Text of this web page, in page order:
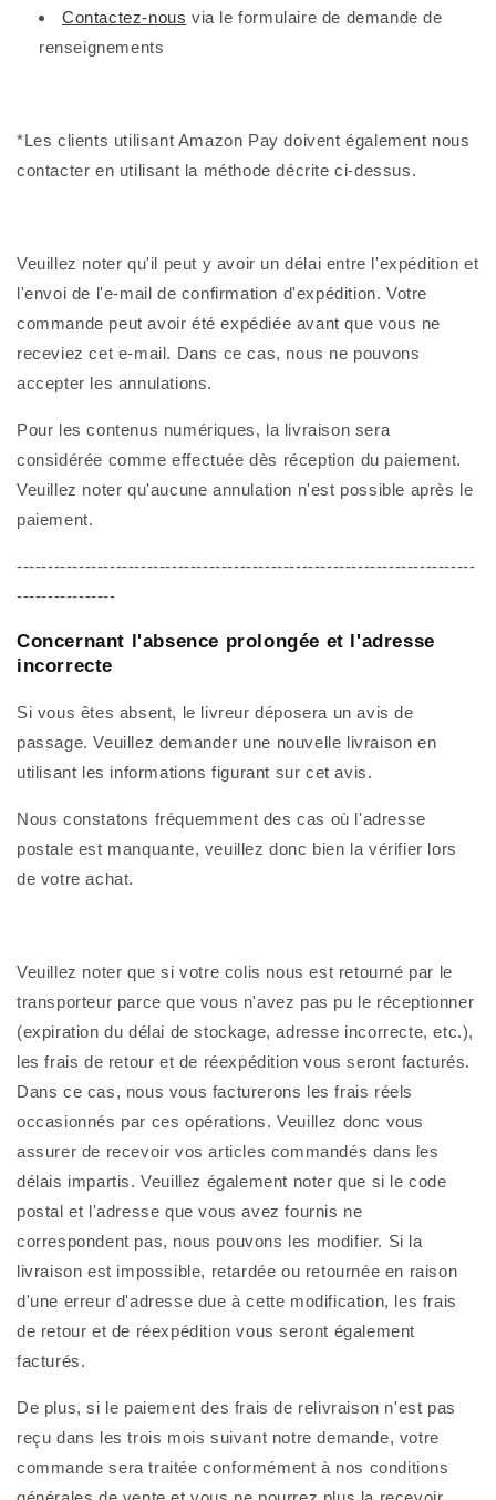
Contactez-nous via le formulaire de demande de
renseignements
*Les clients utilisant Amazon Pay doivent également nous
contacter en utilisant la méthode décrite ci-dessus.
Veuillez noter qu'il peut y avoir un délai entre l'expédition et
l'envoi de l'e-mail de confirmation d'expédition. Votre
commande peut avoir été expédiée avant que vous ne
receviez cet e-mail. Dans ce cas, nous ne pouvons
accepter les annulations.
Pour les contenus numériques, la livraison sera
considérée comme effectuée dès réception du paiement.
Veuillez noter qu'aucune annulation n'est possible après le
paiement.
--------------------------------------------------------------------------
----------------
Concernant l'absence prolongée et l'adresse
incorrecte
Si vous êtes absent, le livreur déposera un avis de
passage. Veuillez demander une nouvelle livraison en
utilisant les informations figurant sur cet avis.
Nous constatons fréquemment des cas où l'adresse
postale est manquante, veuillez donc bien la vérifier lors
de votre achat.
Veuillez noter que si votre colis nous est retourné par le
transporteur parce que vous n'avez pas pu le réceptionner
(expiration du délai de stockage, adresse incorrecte, etc.),
les frais de retour et de réexpédition vous seront facturés.
Dans ce cas, nous vous facturerons les frais réels
occasionnés par ces opérations. Veuillez donc vous
assurer de recevoir vos articles commandés dans les
délais impartis. Veuillez également noter que si le code
postal et l'adresse que vous avez fournis ne
correspondent pas, nous pouvons les modifier. Si la
livraison est impossible, retardée ou retournée en raison
d'une erreur d'adresse due à cette modification, les frais
de retour et de réexpédition vous seront également
facturés.
De plus, si le paiement des frais de relivraison n'est pas
reçu dans les trois mois suivant notre demande, votre
commande sera traitée conformément à nos conditions